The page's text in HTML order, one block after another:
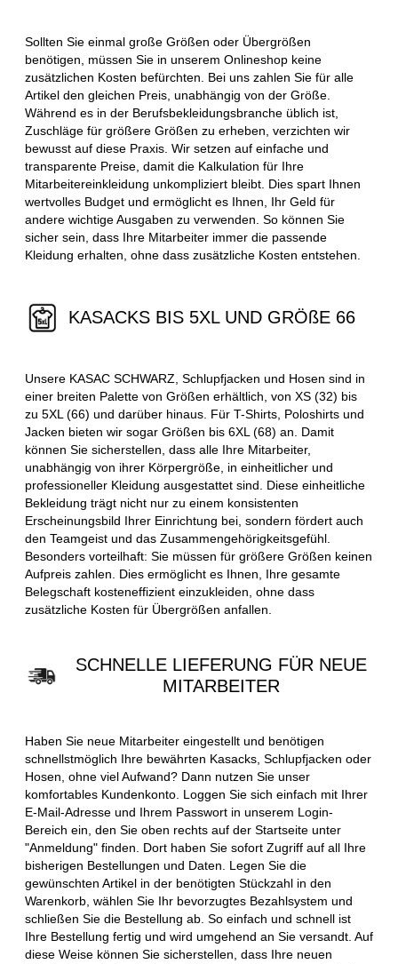
Sollten Sie einmal große Größen oder Übergrößen
benötigen, müssen Sie in unserem Onlineshop keine
zusätzlichen Kosten befürchten. Bei uns zahlen Sie für alle
Artikel den gleichen Preis, unabhängig von der Größe.
Während es in der Berufsbekleidungsbranche üblich ist,
Zuschläge für größere Größen zu erheben, verzichten wir
bewusst auf diese Praxis. Wir setzen auf einfache und
transparente Preise, damit die Kalkulation für Ihre
Mitarbeitereinkleidung unkompliziert bleibt. Dies spart Ihnen
wertvolles Budget und ermöglicht es Ihnen, Ihr Geld für
andere wichtige Ausgaben zu verwenden. So können Sie
sicher sein, dass Ihre Mitarbeiter immer die passende
Kleidung erhalten, ohne dass zusätzliche Kosten entstehen.
KASACKS BIS 5XL UND GRÖßE 66
Unsere KASAC SCHWARZ, Schlupfjacken und Hosen sind in
einer breiten Palette von Größen erhältlich, von XS (32) bis
zu 5XL (66) und darüber hinaus. Für T-Shirts, Poloshirts und
Jacken bieten wir sogar Größen bis 6XL (68) an. Damit
können Sie sicherstellen, dass alle Ihre Mitarbeiter,
unabhängig von ihrer Körpergröße, in einheitlicher und
professioneller Kleidung ausgestattet sind. Diese einheitliche
Bekleidung trägt nicht nur zu einem konsistenten
Erscheinungsbild Ihrer Einrichtung bei, sondern fördert auch
den Teamgeist und das Zusammengehörigkeitsgefühl.
Besonders vorteilhaft: Sie müssen für größere Größen keinen
Aufpreis zahlen. Dies ermöglicht es Ihnen, Ihre gesamte
Belegschaft kosteneffizient einzukleiden, ohne dass
zusätzliche Kosten für Übergrößen anfallen.
SCHNELLE LIEFERUNG FÜR NEUE
MITARBEITER
Haben Sie neue Mitarbeiter eingestellt und benötigen
schnellstmöglich Ihre bewährten Kasacks, Schlupfjacken oder
Hosen, ohne viel Aufwand? Dann nutzen Sie unser
komfortables Kundenkonto. Loggen Sie sich einfach mit Ihrer
E-Mail-Adresse und Ihrem Passwort in unserem Login-
Bereich ein, den Sie oben rechts auf der Startseite unter
"Anmeldung" finden. Dort haben Sie sofort Zugriff auf all Ihre
bisherigen Bestellungen und Daten. Legen Sie die
gewünschten Artikel in der benötigten Stückzahl in den
Warenkorb, wählen Sie Ihr bevorzugtes Bezahlsystem und
schließen Sie die Bestellung ab. So einfach und schnell ist
Ihre Bestellung fertig und wird umgehend an Sie versandt. Auf
diese Weise können Sie sicherstellen, dass Ihre neuen